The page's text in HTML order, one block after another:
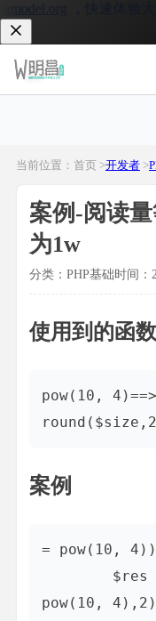
，快速体验大
当前位置：首页 >开发者 >
案例-阅读
为1w
分类：PHP基础时间：
使用到的函数
pow(10,
案例
= pow(10,
pow(10,